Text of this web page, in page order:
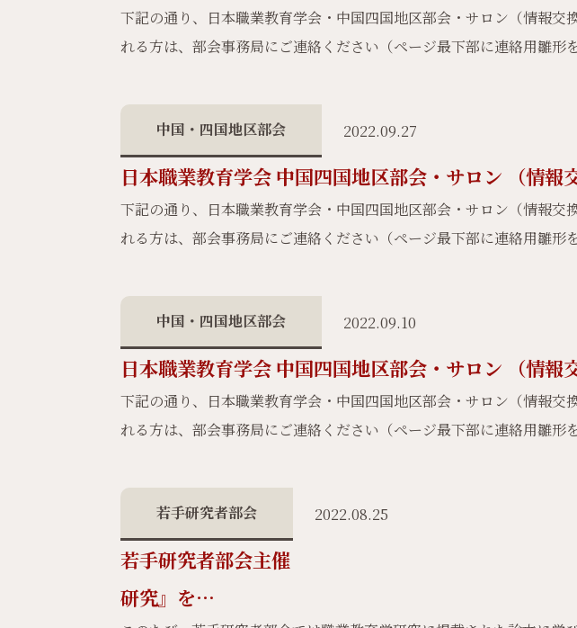
下記の通り、日本職業教育学会・中国四国地区部会・サロン（情報交
れる方は、部会事務局にご連絡ください（ページ最下部に連絡用雛形
中国・四国地区部会 2022.09.27
日本職業教育学会 中国四国地区部会・サロン （情報
下記の通り、日本職業教育学会・中国四国地区部会・サロン（情報交
れる方は、部会事務局にご連絡ください（ページ最下部に連絡用雛形
中国・四国地区部会 2022.09.10
日本職業教育学会 中国四国地区部会・サロン （情報
下記の通り、日本職業教育学会・中国四国地区部会・サロン（情報交
れる方は、部会事務局にご連絡ください（ページ最下部に連絡用雛形
若手研究者部会 2022.08.25
若手研究者部会主催
研究』を…